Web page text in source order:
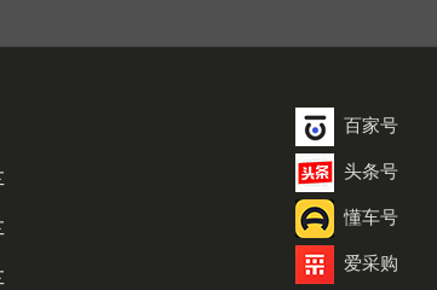
百家号
头条号
懂车号
爱采购